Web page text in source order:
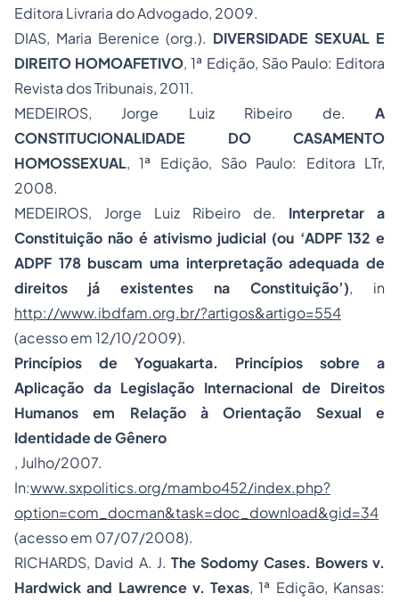
Editora Livraria do Advogado, 2009.
DIAS, Maria Berenice (org.). DIVERSIDADE SEXUAL E
DIREITO HOMOAFETIVO, 1ª Edição, São Paulo: Editora
Revista dos Tribunais, 2011.
MEDEIROS, Jorge Luiz Ribeiro de. A
CONSTITUCIONALIDADE DO CASAMENTO
HOMOSSEXUAL, 1ª Edição, São Paulo: Editora LTr,
2008.
MEDEIROS, Jorge Luiz Ribeiro de. Interpretar a
Constituição não é ativismo judicial (ou ‘ADPF 132 e
ADPF 178 buscam uma interpretação adequada de
direitos já existentes na Constituição’), in
http://www.ibdfam.org.br/?artigos&artigo=554
(acesso em 12/10/2009).
Princípios de Yoguakarta. Princípios sobre a
Aplicação da Legislação Internacional de Direitos
Humanos em Relação à Orientação Sexual e
Identidade de Gênero
, Julho/2007.
In:www.sxpolitics.org/mambo452/index.php?
option=com_docman&task=doc_download&gid=34
(acesso em 07/07/2008).
RICHARDS, David A. J. The Sodomy Cases. Bowers v.
Hardwick and Lawrence v. Texas, 1ª Edição, Kansas: